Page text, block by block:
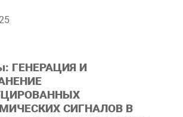
ГЕНЕРАЦИЯ И
СИГНАЛОВ В